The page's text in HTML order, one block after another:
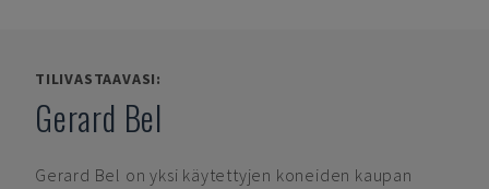
TILIVASTAAVASI:
Gerard Bel
Gerard Bel on yksi käytettyjen koneiden kaupan